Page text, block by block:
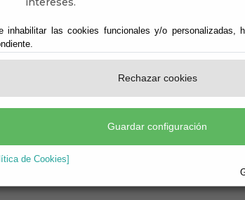
inhabilitar las cookies funcionales y/o personalizadas,
Rechazar cookies
Guardar configuración
de Cookies]
2025 Bolsa Oficial de Servicios